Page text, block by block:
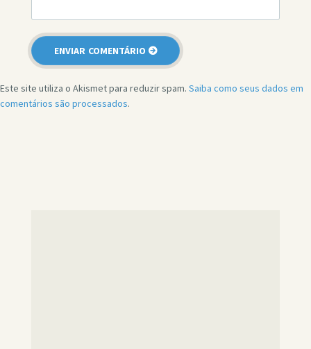
Este site utiliza o Akismet para reduzir spam. Saiba como seus dados em
comentários são processados.